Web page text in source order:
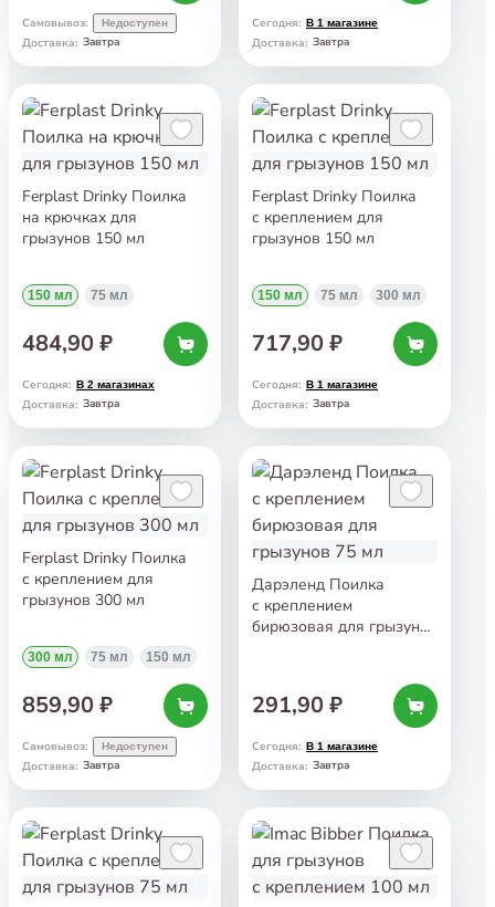
Самовывоз: Недоступен
Доставка: Завтра
Сегодня: В 1 магазине
Доставка: Завтра
Ferplast Drinky Поилка
на крючках для
грызунов 150 мл
150 мл 75 мл
484,90 ₽
Сегодня: В 2 магазинах
Доставка: Завтра
Ferplast Drinky Поилка
с креплением для
грызунов 150 мл
150 мл 75 мл 300 мл
717,90 ₽
Сегодня: В 1 магазине
Доставка: Завтра
Ferplast Drinky Поилка
с креплением для
грызунов 300 мл
300 мл 75 мл 150 мл
859,90 ₽
Самовывоз: Недоступен
Доставка: Завтра
Дарэленд Поилка
с креплением
бирюзовая для грызунов
291,90 ₽
Сегодня: В 1 магазине
Доставка: Завтра